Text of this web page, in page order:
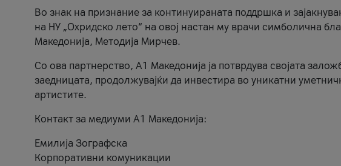
Во знак на признание за континуираната поддршка и
на НУ „Охридско лето“ на овој настан му врачи симболична
Македонија, Методија Мирчев.
Со ова партнерство, A1 Македонија ја потврдува својата
заедницата, продолжувајќи да инвестира во уникатни
артистите.
Контакт за медиуми А1 Македонија:
Емилија Зографска
Корпоративни комуникации